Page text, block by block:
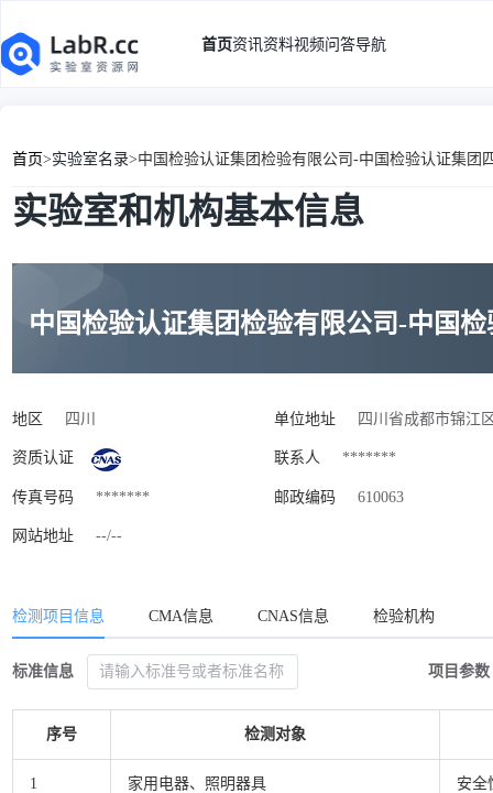
首页资讯资料视频问答导航
首页>实验室名录>中国检验认证集团检验有限公司-中国检验认证集团
实验室和机构基本信息
中国检验认证集团检验有限公司-中国
地区 四川 单位地址 四川省成都市锦江
资质认证 联系人 *******
传真号码 ******* 邮政编码 610063
网站地址 --/--
检测项目信息 CMA信息 CNAS信息 检验机构
标准信息 项目参数
序号 检测对象
1 家用电器、照明器具 安全